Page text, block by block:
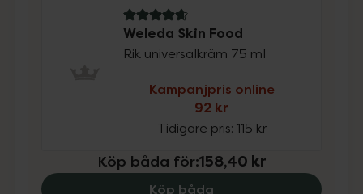
4.8 av 5 i omdöme
Weleda Skin Food
Rik universalkräm 75 ml
Kampanjpris online
92 kr
Tidigare pris: 115 kr
Köp båda för:158,40 kr
Köp båda